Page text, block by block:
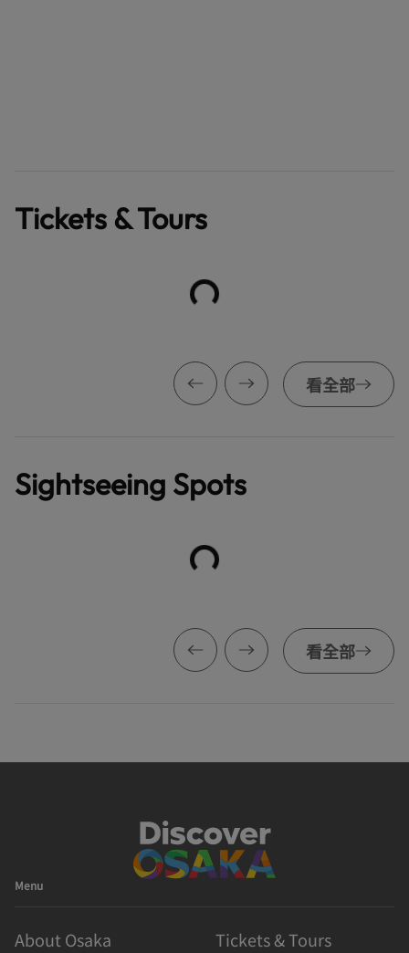
Tickets & Tours
看全部
Sightseeing Spots
看全部
Menu
About Osaka
Tickets & Tours